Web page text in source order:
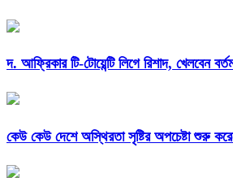
দ. আফ্রিকার টি-টোয়েন্টি লিগে রিশাদ, খেলবেন
কেউ কেউ দেশে অস্থিরতা সৃষ্টির অপচেষ্টা শুরু